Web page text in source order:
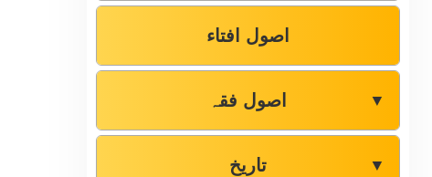
اصول افتاء
اصول فقہ ▼
تاریخ ▼